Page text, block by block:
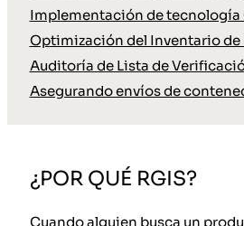
Implementación de tecnología
Optimización del Inventario de
Auditoría de Lista de
Asegurando envíos de
¿POR QUÉ RGIS?
Cuando alguien busca un